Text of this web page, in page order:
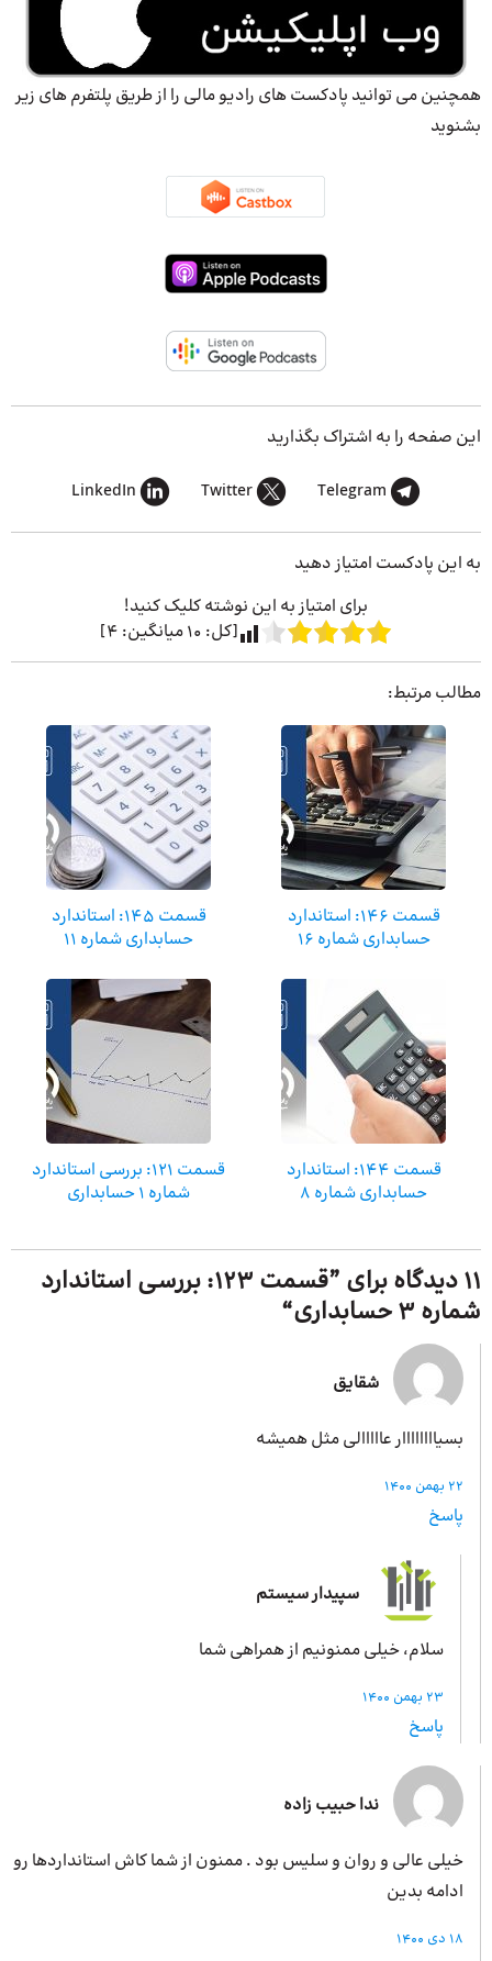
همچنین می توانید پادکست های رادیو مالی را از طریق پلتفرم های زیر
بشنوید
این صفحه را به اشتراک بگذارید
Telegram
Twitter
LinkedIn
به این پادکست امتیاز دهید
برای امتیاز به این نوشته کلیک کنید!
[کل: 10میانگین: 4
]
مطالب مرتبط:
قسمت ۱۴۶: استاندارد
حسابداری شماره ۱۶
قسمت ۱۴۵: استاندارد
حسابداری شماره ۱۱
قسمت 144: استاندارد
حسابداری شماره ۸
قسمت 121: بررسی استاندارد
شماره 1 حسابداری
11 دیدگاه برای ”
قسمت 123: بررسی استاندارد
شماره 3 حسابداری
“
شقایق
بسیاااااااار عااااالی مثل همیشه
22 بهمن 1400
پاسخ
سپیدار سیستم
سلام، خیلی ممنونیم از همراهی شما
23 بهمن 1400
پاسخ
ندا حبیب زاده
خیلی عالی و روان و سلیس بود . ممنون از شما کاش استانداردها رو
ادامه بدین
18 دی 1400